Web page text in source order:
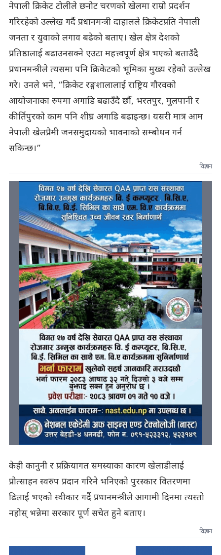
नेपाली क्रिकेट टोलीले छनोट चरणको खेलमा राम्रो प्रदर्शन
गरिरहेको उल्लेख गर्दै प्रधानमन्त्री दाहालले क्रिकेटप्रति नेपाली
जनता र युवाको लगाव बढेको बताए। खेल क्षेत्र देशको
प्रतिष्ठालाई बढाउनसक्ने एउटा महत्त्वपूर्ण क्षेत्र भएको बताउँदै
प्रधानमन्त्रीले त्यसमा पनि क्रिकेटको भूमिका मुख्य रहेको उल्लेख
गरे। उनले भने, “क्रिकेट रङ्गशालालाई राष्ट्रिय गौरवको
आयोजनाका रुपमा अगाडि बढाउँदै छौँ, भरतपुर, मुलपानी र
कीर्तिपुरको काम पनि शीघ्र अगाडि बढाइन्छ। यसरी मात्र आम
नेपाली खेलप्रेमी जनसमुदायको भावनाको सम्बोधन गर्न
सकिन्छ।”
विज्ञापन
केही कानुनी र प्रक्रियागत समस्याका कारण खेलाडीलाई
प्रोत्साहन स्वरुप प्रदान गरिने भनिएको पुरस्कार वितरणमा
ढिलाई भएको स्वीकार गर्दै प्रधानमन्त्रीले आगामी दिनमा त्यस्तो
नहोस् भन्नेमा सरकार पूर्ण सचेत हुने बताए।
विज्ञापन